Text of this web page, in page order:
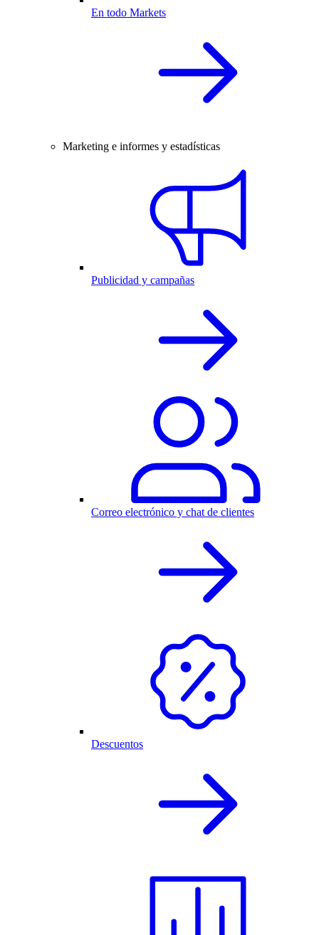
En todo Markets
Marketing e informes y estadísticas
Publicidad y campañas
Correo electrónico y chat de clientes
Descuentos